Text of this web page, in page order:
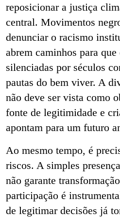
reposicionar a justiça
central. Movimentos
denunciar o racismo
abrem caminhos para
silenciadas por séculos
pautas do bem viver. A
não deve ser vista como
fonte de legitimidade e
apontam para um futuro
Ao mesmo tempo, é
riscos. A simples
não garante
participação é
de legitimar decisões já